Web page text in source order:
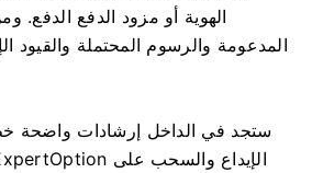
الهوية أو مزود الدفع الدفع.
المدعومة والرسوم المحتملة والقيود
ستجد في الداخل إرشادات واضحة